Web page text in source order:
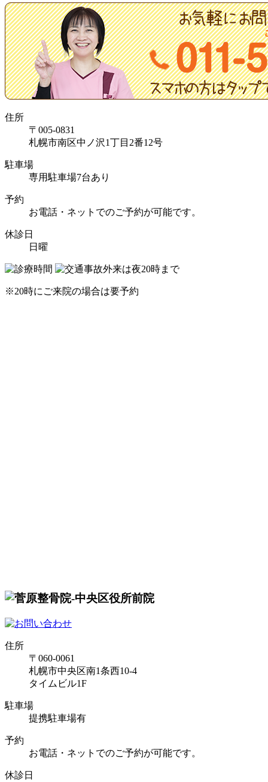
住所
〒005-0831
札幌市南区中ノ沢1丁目2番12号
駐車場
専用駐車場7台あり
予約
お電話・ネットでのご予約が可能です。
休診日
日曜
※20時にご来院の場合は要予約
住所
〒060-0061
札幌市中央区南1条西10-4
タイムビル1F
駐車場
提携駐車場有
予約
お電話・ネットでのご予約が可能です。
休診日